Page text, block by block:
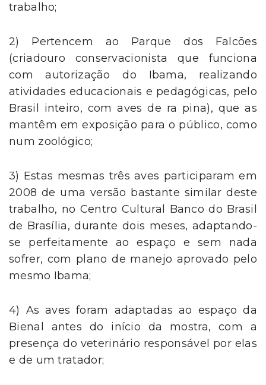
trabalho;
2) Pertencem ao Parque dos Falcões
(criadouro conservacionista que funciona
com autorização do Ibama, realizando
atividades educacionais e pedagógicas, pelo
Brasil inteiro, com aves de ra pina), que as
mantêm em exposição para o público, como
num zoológico;
3) Estas mesmas três aves participaram em
2008 de uma versão bastante similar deste
trabalho, no Centro Cultural Banco do Brasil
de Brasília, durante dois meses, adaptando-
se perfeitamente ao espaço e sem nada
sofrer, com plano de manejo aprovado pelo
mesmo Ibama;
4) As aves foram adaptadas ao espaço da
Bienal antes do início da mostra, com a
presença do veterinário responsável por elas
e de um tratador;